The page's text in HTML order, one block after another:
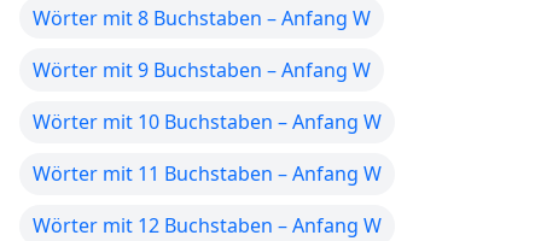
Wörter mit 8 Buchstaben – Anfang W
Wörter mit 9 Buchstaben – Anfang W
Wörter mit 10 Buchstaben – Anfang W
Wörter mit 11 Buchstaben – Anfang W
Wörter mit 12 Buchstaben – Anfang W